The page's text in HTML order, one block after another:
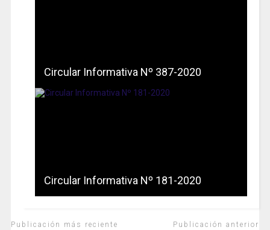
Circular Informativa Nº 387-2020
Circular Informativa Nº 181-2020
Publicación más reciente Publicación anterior